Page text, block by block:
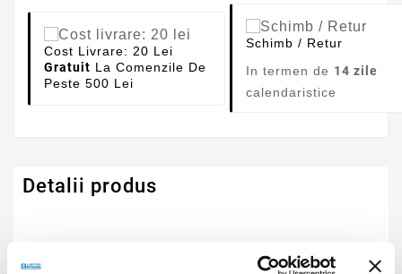
Cost Livrare: 20 Lei
Gratuit La Comenzile De
Peste 500 Lei
Schimb / Retur
In termen de 14 zile
calendaristice
Detalii produs